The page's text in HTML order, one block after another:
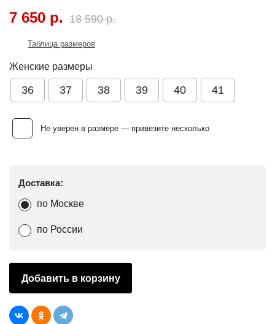
7 650 р. 18 590 р.
Таблица размеров
Женские размеры
36 37 38 39 40 41
Не уверен в размере — привезите несколько
Доставка:
по Москве
по России
Добавить в корзину